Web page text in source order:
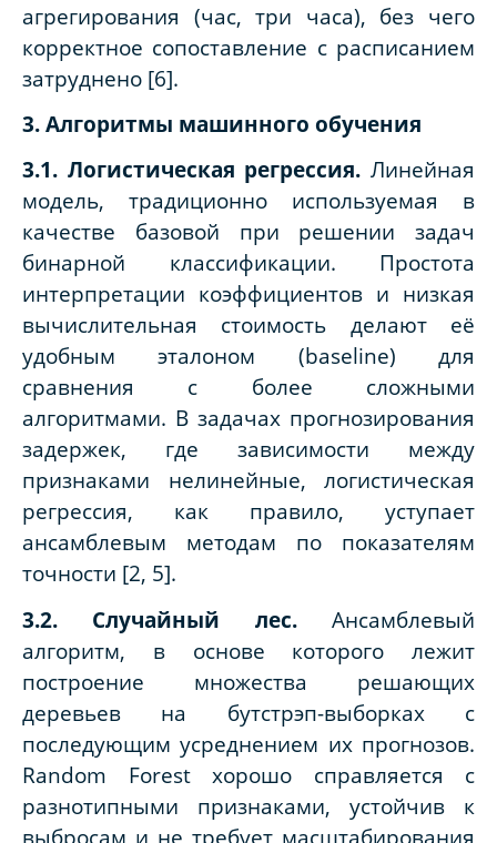
агрегирования (час, три часа), без чего
корректное сопоставление с расписанием
затруднено [6].
3. Алгоритмы машинного обучения
3.1. Логистическая регрессия. Линейная
модель, традиционно используемая в
качестве базовой при решении задач
бинарной классификации. Простота
интерпретации коэффициентов и низкая
вычислительная стоимость делают её
удобным эталоном (baseline) для
сравнения с более сложными
алгоритмами. В задачах прогнозирования
задержек, где зависимости между
признаками нелинейные, логистическая
регрессия, как правило, уступает
ансамблевым методам по показателям
точности [2, 5].
3.2. Случайный лес. Ансамблевый
алгоритм, в основе которого лежит
построение множества решающих
деревьев на бутстрэп-выборках с
последующим усреднением их прогнозов.
Random Forest хорошо справляется с
разнотипными признаками, устойчив к
выбросам и не требует масштабирования